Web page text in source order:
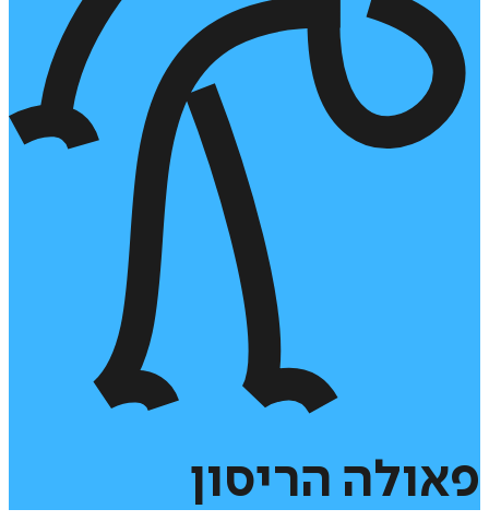
פאולה הריסון